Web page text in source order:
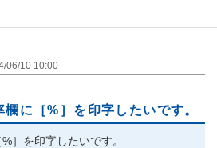
06/10 10:00
に［%］を印字したいです。
］を印字したいです。